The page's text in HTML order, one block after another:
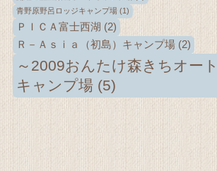
青野原野呂ロッジキャンプ場 (1)
ＰＩＣＡ富士西湖 (2)
Ｒ－Ａｓｉａ（初島）キャンプ場 (2)
～2009おんたけ森きちオート
キャンプ場 (5)